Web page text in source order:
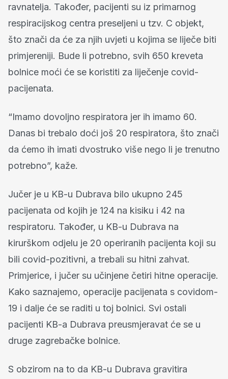
ravnatelja. Također, pacijenti su iz primarnog
respiracijskog centra preseljeni u tzv. C objekt,
što znači da će za njih uvjeti u kojima se liječe biti
primjereniji. Bude li potrebno, svih 650 kreveta
bolnice moći će se koristiti za liječenje covid-
pacijenata.
“Imamo dovoljno respiratora jer ih imamo 60.
Danas bi trebalo doći još 20 respiratora, što znači
da ćemo ih imati dvostruko više nego li je trenutno
potrebno”, kaže.
Jučer je u KB-u Dubrava bilo ukupno 245
pacijenata od kojih je 124 na kisiku i 42 na
respiratoru. Također, u KB-u Dubrava na
kirurškom odjelu je 20 operiranih pacijenta koji su
bili covid-pozitivni, a trebali su hitni zahvat.
Primjerice, i jučer su učinjene četiri hitne operacije.
Kako saznajemo, operacije pacijenata s covidom-
19 i dalje će se raditi u toj bolnici. Svi ostali
pacijenti KB-a Dubrava preusmjeravat će se u
druge zagrebačke bolnice.
S obzirom na to da KB-u Dubrava gravitira